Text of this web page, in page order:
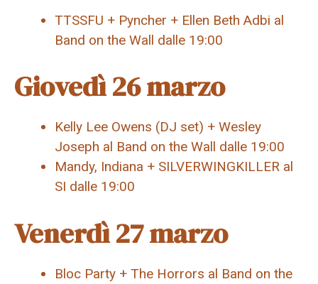
TTSSFU + Pyncher + Ellen Beth Adbi al
Band on the Wall dalle 19:00
Giovedì 26 marzo
Kelly Lee Owens (DJ set) + Wesley
Joseph al Band on the Wall dalle 19:00
Mandy, Indiana + SILVERWINGKILLER al
SI dalle 19:00
Venerdì 27 marzo
Bloc Party + The Horrors al Band on the